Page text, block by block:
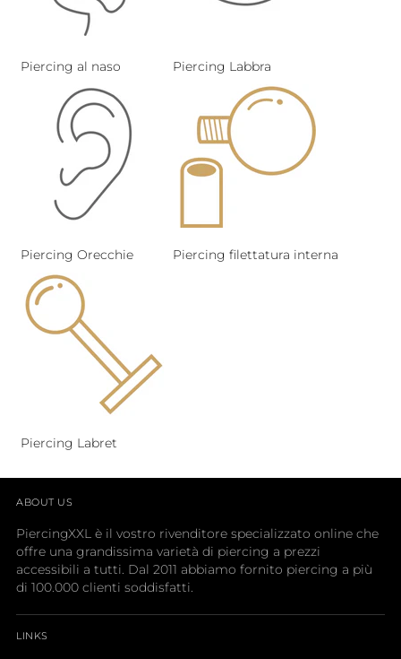
Piercing al naso Piercing Labbra
Piercing Orecchie Piercing filettatura interna
Piercing Labret
ABOUT US
PiercingXXL è il vostro rivenditore specializzato online che
offre una grandissima varietà di piercing a prezzi
accessibili a tutti. Dal 2011 abbiamo fornito piercing a più
di 100.000 clienti soddisfatti.
LINKS